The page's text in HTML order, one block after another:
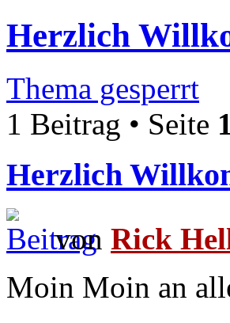
Herzlich
Thema gesperrt
1 Beitrag • Seite
Herzlich
von Rick
Moin Moin an